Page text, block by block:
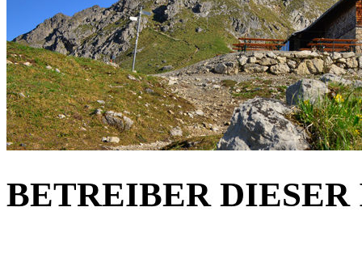
BETREIBER